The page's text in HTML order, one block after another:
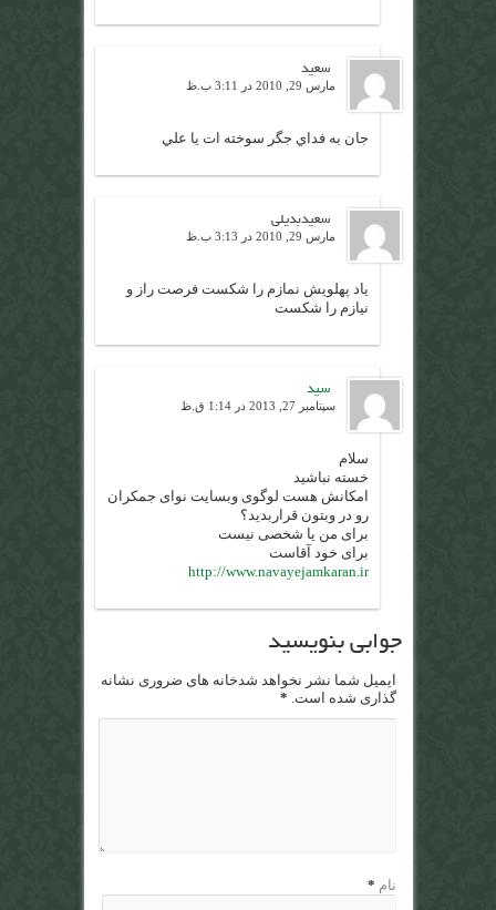
سعيد
مارس 29, 2010 در 3:11 ب.ظ
جان به فداي جگر سوخته ات يا علي
سعيدبديلي
مارس 29, 2010 در 3:13 ب.ظ
ياد پهلويش نمازم را شكست فرصت راز و
نيازم را شكست
سید
سپتامبر 27, 2013 در 1:14 ق.ظ
سلام
خسته نباشید
امکانش هست لوگوی وبسایت نوای جمکران
رو در وبتون قراربدید؟
برای من یا شخصی نیست
برای خود آقاست
http://www.navayejamkaran.ir
جوابی بنویسید
ایمیل شما نشر نخواهد شدخانه های ضروری نشانه
گذاری شده است. *
نام *